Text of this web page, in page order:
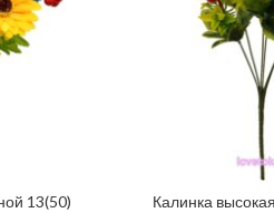
13(50) Калинка